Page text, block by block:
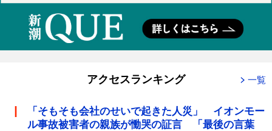
アクセスランキング 一覧
「そもそも会社のせいで起きた人災」 イオンモー
ル事故被害者の親族が慟哭の証言 「最後の言葉